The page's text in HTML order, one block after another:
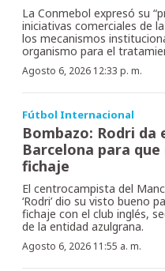
La Conmebol expresó su
iniciativas comerciales de
los mecanismos
organismo para el
Agosto 6, 2026 12:33 p. m.
Fútbol Internacional
Bombazo: Rodri da
Barcelona para que
fichaje
El centrocampista del
‘Rodri’ dio su visto bueno
fichaje con el club inglés,
de la entidad azulgrana.
Agosto 6, 2026 11:55 a. m.